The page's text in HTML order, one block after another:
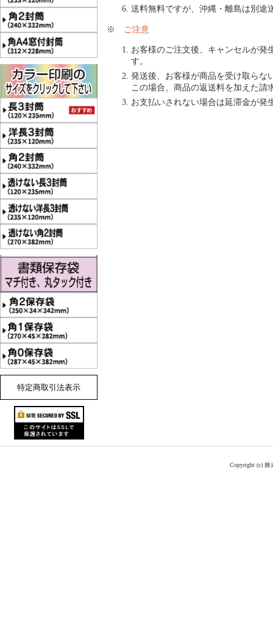
特定商取引法表示
送料無料ですが、沖縄・離島は別途
※ ご注意
お客様のご注文後、キャンセルが発
す。
発送後、お客様が商品を受け取らな
この場合、商品の返送料を加えた請
お支払いされない場合は延滞金が発
Copyright (c)